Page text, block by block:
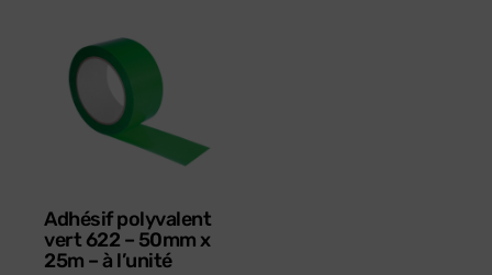
Adhésif polyvalent
vert 622 – 50mm x
25m – à l’unité